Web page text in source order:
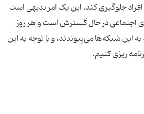
جلوگیری کند. این یک امر بدیهی است
اجتماعی در حال گسترش است و هر روز
به این شبکه‌ها می‌پیوندند، و با توجه به این